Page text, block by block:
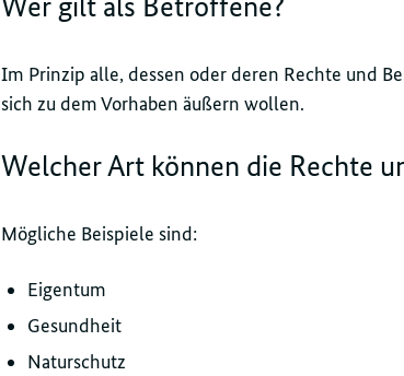
Im Prinzip alle, dessen oder deren Rechte und
sich zu dem Vorhaben äußern wollen.
Welcher Art können die Rechte
Mögliche Beispiele sind:
Eigentum
Gesundheit
Naturschutz